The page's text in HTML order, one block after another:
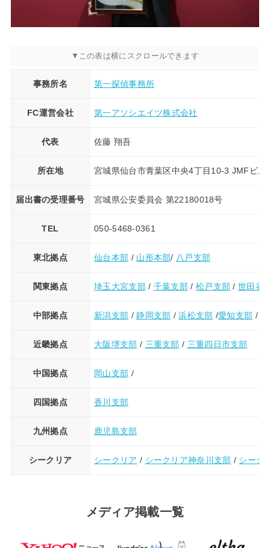
事務所名 第一探偵事務所
FC運営会社 第一アソシエイツ株式会社
代表 佐藤 翔吾
所在地 宮城県仙台市青葉区中央4丁目10-3 JMFビル
届出書の受理番号 宮城県公安委員会 第22180018号
TEL 050-5468-0361
東北拠点 仙台本部 / 山形本部/ 八戸支部
関東拠点 埼玉大宮支部/ 千葉支部 / 松戸支部 /世田谷
中部拠点 新潟支部 /静岡支部 /浜松支部 /愛知支部 /
近畿拠点 大阪堺支部 / 三重支部 / 三重四日市支部
中国拠点 岡山支部 /
四国拠点 香川支部
九州拠点 鹿児島支部
シークリア シークリア / シークリア神奈川支部 / シーク
メディア掲載一覧